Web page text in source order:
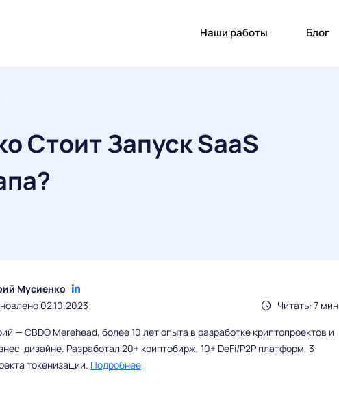
Наши работы Блог
Стоит Запуск SaaS
Мусиенко
Читать: 7 мин
02.10.2023
— CBDO Merehead, более 10 лет опыта в разработке криптопроектов и
дизайне. Разработал 20+ криптобирж, 10+ DeFi/P2P платформ, 3
токенизации. Подробнее